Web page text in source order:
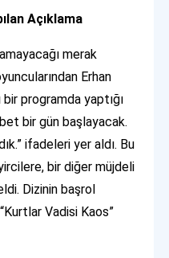
Açıklama
merak
Erhan
bir programda yaptığı
bir gün başlayacak.
ifadeleri yer aldı. Bu
bir diğer müjdeli
Dizinin başrol
Vadisi Kaos”